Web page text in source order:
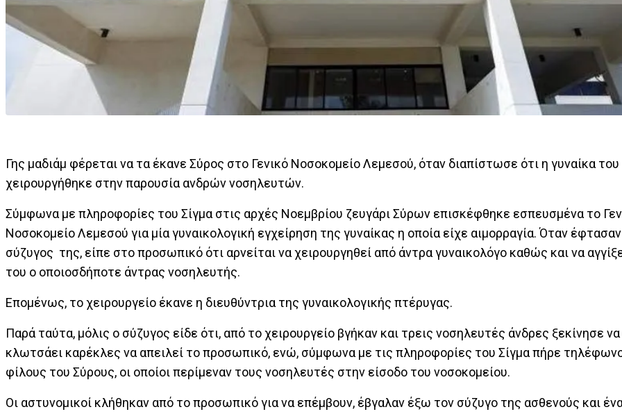
Γης μαδιάμ φέρεται να τα έκανε Σύρος στο Γενικό Νοσοκομείο Λεμεσού, όταν διαπίστωσε ότι η γυναίκα του
χειρουργήθηκε στην παρουσία ανδρών νοσηλευτών.
Σύμφωνα με πληροφορίες του Σίγμα στις αρχές Νοεμβρίου ζευγάρι Σύρων επισκέφθηκε εσπευσμένα το
Νοσοκομείο Λεμεσού για μία γυναικολογική εγχείρηση της γυναίκας η οποία είχε αιμορραγία. Όταν
σύζυγος της, είπε στο προσωπικό ότι αρνείται να χειρουργηθεί από άντρα γυναικολόγο καθώς και να
του ο οποιοσδήποτε άντρας νοσηλευτής.
Επομένως, το χειρουργείο έκανε η διευθύντρια της γυναικολογικής πτέρυγας.
Παρά ταύτα, μόλις ο σύζυγος είδε ότι, από το χειρουργείο βγήκαν και τρεις νοσηλευτές άνδρες ξεκίνησε να
κλωτσάει καρέκλες να απειλεί το προσωπικό, ενώ, σύμφωνα με τις πληροφορίες του Σίγμα πήρε
φίλους του Σύρους, οι οποίοι περίμεναν τους νοσηλευτές στην είσοδο του νοσοκομείου.
Οι αστυνομικοί κλήθηκαν από το προσωπικό για να επέμβουν, έβγαλαν έξω τον σύζυγο της ασθενούς και